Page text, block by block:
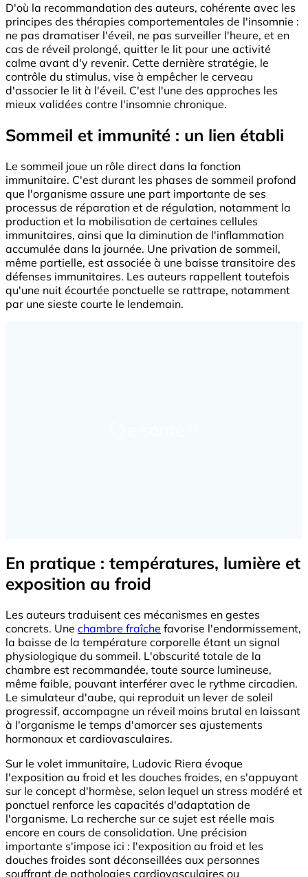
D'où la recommandation des auteurs, cohérente avec les
principes des thérapies comportementales de l'insomnie :
ne pas dramatiser l'éveil, ne pas surveiller l'heure, et en
cas de réveil prolongé, quitter le lit pour une activité
calme avant d'y revenir. Cette dernière stratégie, le
contrôle du stimulus, vise à empêcher le cerveau
d'associer le lit à l'éveil. C'est l'une des approches les
mieux validées contre l'insomnie chronique.
Sommeil et immunité : un lien établi
Le sommeil joue un rôle direct dans la fonction
immunitaire. C'est durant les phases de sommeil profond
que l'organisme assure une part importante de ses
processus de réparation et de régulation, notamment la
production et la mobilisation de certaines cellules
immunitaires, ainsi que la diminution de l'inflammation
accumulée dans la journée. Une privation de sommeil,
même partielle, est associée à une baisse transitoire des
défenses immunitaires. Les auteurs rappellent toutefois
qu'une nuit écourtée ponctuelle se rattrape, notamment
par une sieste courte le lendemain.
En pratique : températures, lumière et
exposition au froid
Les auteurs traduisent ces mécanismes en gestes
concrets. Une chambre fraîche favorise l'endormissement,
la baisse de la température corporelle étant un signal
physiologique du sommeil. L'obscurité totale de la
chambre est recommandée, toute source lumineuse,
même faible, pouvant interférer avec le rythme circadien.
Le simulateur d'aube, qui reproduit un lever de soleil
progressif, accompagne un réveil moins brutal en laissant
à l'organisme le temps d'amorcer ses ajustements
hormonaux et cardiovasculaires.
Sur le volet immunitaire, Ludovic Riera évoque
l'exposition au froid et les douches froides, en s'appuyant
sur le concept d'hormèse, selon lequel un stress modéré et
ponctuel renforce les capacités d'adaptation de
l'organisme. La recherche sur ce sujet est réelle mais
encore en cours de consolidation. Une précision
importante s'impose ici : l'exposition au froid et les
douches froides sont déconseillées aux personnes
souffrant de pathologies cardiovasculaires ou